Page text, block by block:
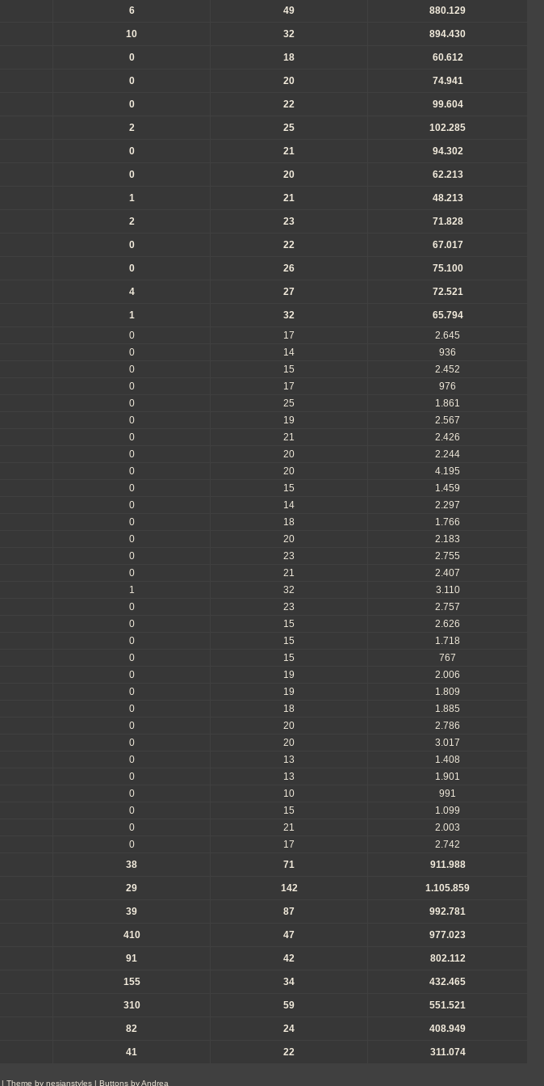
6 49 880.129
10 32 894.430
0 18 60.612
0 20 74.941
0 22 99.604
2 25 102.285
0 21 94.302
0 20 62.213
1 21 48.213
2 23 71.828
0 22 67.017
0 26 75.100
4 27 72.521
1 32
65.794
0 17
2.645
0 14
936
0 15
2.452
0 17
976
0 25
1.861
0 19
2.567
0 21
2.426
0 20
2.244
0 20
4.195
0 15
1.459
0 14
2.297
0 18
1.766
0 20
2.183
0 23
2.755
0 21
2.407
1 32
3.110
0 23
2.757
0 15
2.626
0 15
1.718
0 15
767
0 19
2.006
0 19
1.809
0 18
1.885
0 20
2.786
0 20
3.017
0 13
1.408
0 13
1.901
0 10
991
0 15
1.099
0 21
2.003
0 17
2.742
38 71 911.988
29 142 1.105.859
39 87 992.781
410 47 977.023
91 42 802.112
155 34 432.465
310 59 551.521
82 24 408.949
41 22 311.074
| Theme by nesianstyles | Buttons by Andrea